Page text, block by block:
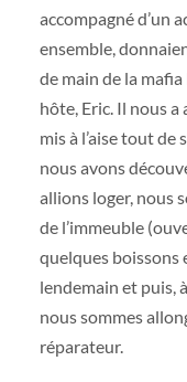
accompagné d’un
ensemble,
de main de la
hôte, Eric. Il nous a
mis à l’aise tout
nous avons
allions loger, nous
de l’immeuble
quelques boissons
lendemain et puis,
nous sommes
réparateur.